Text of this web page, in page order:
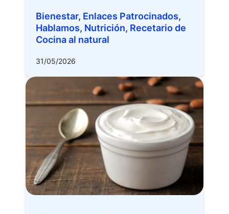
Bienestar, Enlaces Patrocinados,
Hablamos, Nutrición, Recetario de
Cocina al natural
31/05/2026